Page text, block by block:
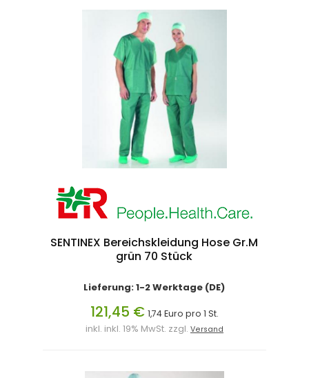
SENTINEX Bereichskleidung Hose Gr.M
grün 70 Stück
Lieferung: 1-2 Werktage (DE)
121,45 € 1,74 Euro pro 1 St.
inkl. inkl. 19% MwSt. zzgl. Versand